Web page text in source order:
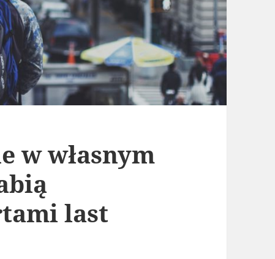
w własnym
last